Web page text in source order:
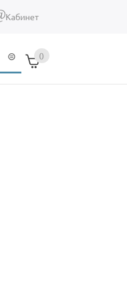
(link sends e-mail)
Кабинет
0